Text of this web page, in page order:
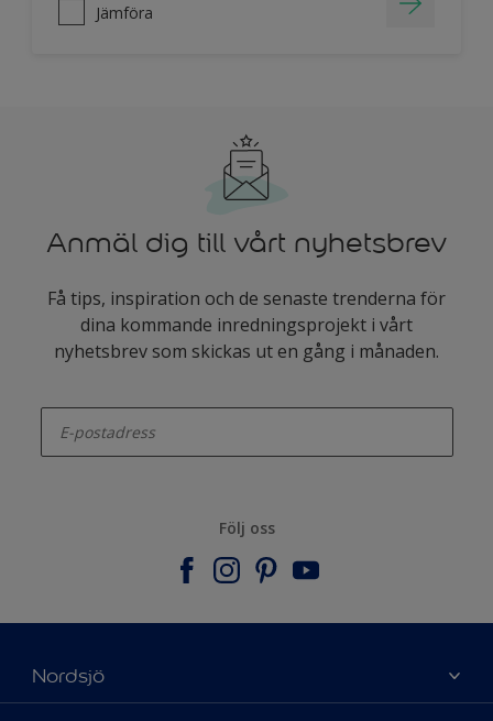
Jämföra
Anmäl dig till vårt nyhetsbrev
Få tips, inspiration och de senaste trenderna för
dina kommande inredningsprojekt i vårt
nyhetsbrev som skickas ut en gång i månaden.
Följ oss
Nordsjö